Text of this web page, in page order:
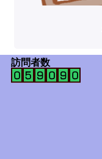
訪問者数